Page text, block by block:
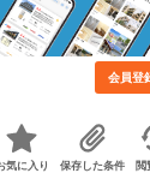
会員登
気に入り 保存した条件 閲